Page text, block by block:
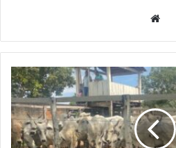
b
s
i
t
e